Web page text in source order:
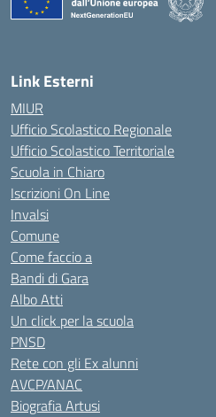
Link Esterni
MIUR
Ufficio Scolastico Regionale
Ufficio Scolastico Territoriale
Scuola in Chiaro
Iscrizioni On Line
Invalsi
Comune
Come faccio a
Bandi di Gara
Albo Atti
Un click per la scuola
PNSD
Rete con gli Ex alunni
AVCP/ANAC
Biografia Artusi